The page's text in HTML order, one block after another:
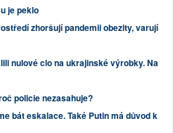
je peklo
zhoršují pandemii obezity, varují
nulové clo na ukrajinské výrobky. Na
policie nezasahuje?
bát eskalace. Také Putin má důvod k